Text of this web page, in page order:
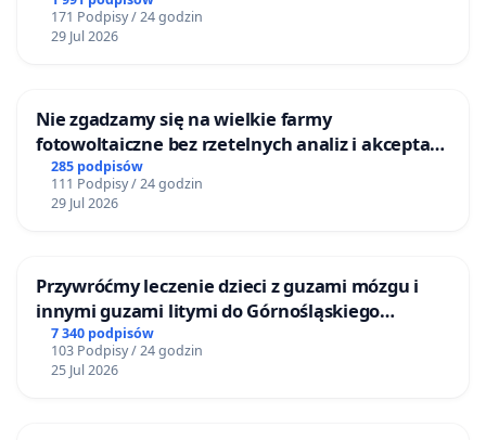
171 Podpisy / 24 godzin
29 Jul 2026
Nie zgadzamy się na wielkie farmy
fotowoltaiczne bez rzetelnych analiz i akceptacji
mieszkańców
285 podpisów
111 Podpisy / 24 godzin
29 Jul 2026
Przywróćmy leczenie dzieci z guzami mózgu i
innymi guzami litymi do Górnośląskiego
Centrum Zdrowia Dziecka w Katowicach
7 340 podpisów
103 Podpisy / 24 godzin
25 Jul 2026